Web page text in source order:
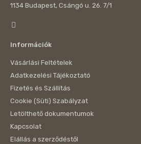
1134 Budapest, Csángó u. 26. 7/1
Információk
Vásárlási Feltételek
Adatkezelési Tájékoztató
Fizetés és Szállítás
Cookie (Süti) Szabályzat
Letölthető dokumentumok
Kapcsolat
Elállás a szerződéstől